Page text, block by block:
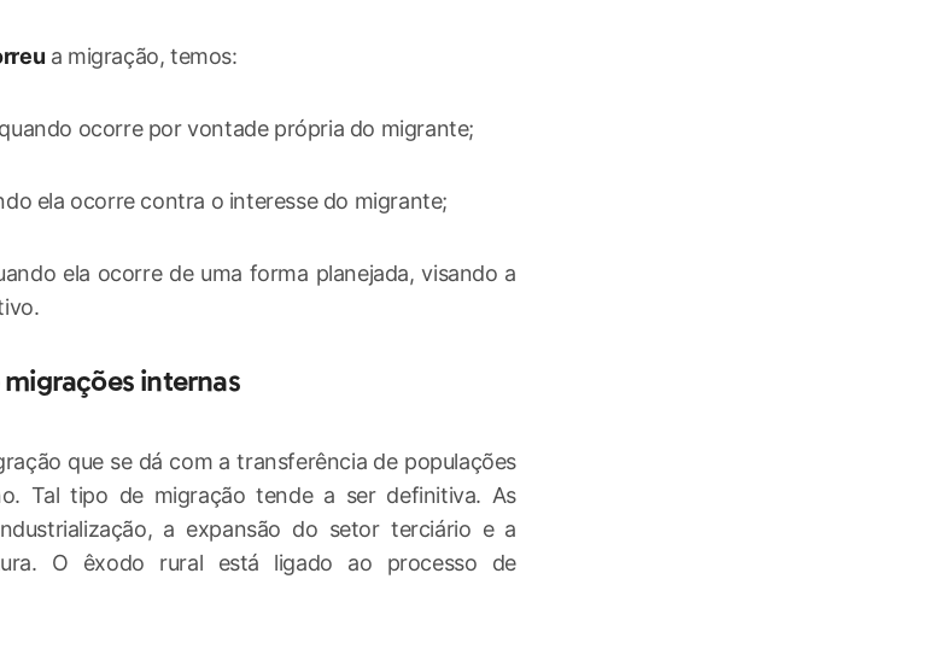
a migração, temos:
quando ocorre por vontade própria do migrante;
ela ocorre contra o interesse do migrante;
ela ocorre de uma forma planejada, visando a
internas
que se dá com a transferência de populações
Tal tipo de migração tende a ser definitiva. As
a expansão do setor terciário e a
O êxodo rural está ligado ao processo de